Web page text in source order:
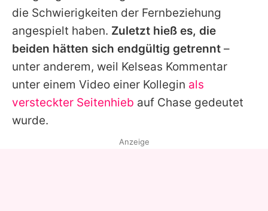
die Schwierigkeiten der Fernbeziehung
angespielt haben. Zuletzt hieß es, die
beiden hätten sich endgültig getrennt –
unter anderem, weil Kelseas Kommentar
unter einem Video einer Kollegin als
versteckter Seitenhieb auf Chase gedeutet
wurde.
Anzeige